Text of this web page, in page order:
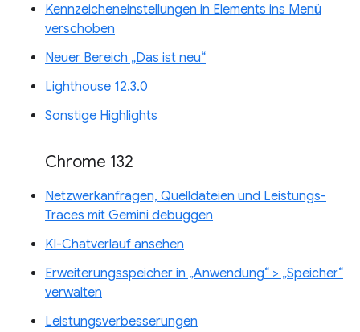
Kennzeicheneinstellungen in Elements ins Menü
verschoben
Neuer Bereich „Das ist neu“
Lighthouse 12.3.0
Sonstige Highlights
Chrome 132
Netzwerkanfragen, Quelldateien und Leistungs-
Traces mit Gemini debuggen
KI-Chatverlauf ansehen
Erweiterungsspeicher in „Anwendung“ > „Speicher“
verwalten
Leistungsverbesserungen